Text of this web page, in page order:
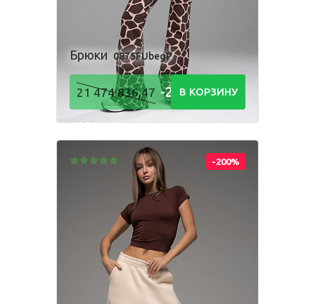
Брюки 0875FUbegP
21 474 836,47 -21 474
836,48Р
В КОРЗИНУ
-200%